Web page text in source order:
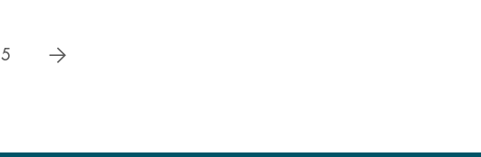
5 successivo